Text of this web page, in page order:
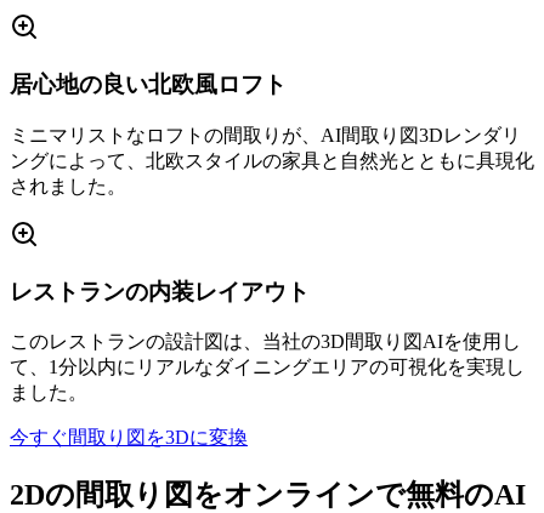
居心地の良い北欧風ロフト
ミニマリストなロフトの間取りが、AI間取り図3Dレンダリ
ングによって、北欧スタイルの家具と自然光とともに具現化
されました。
レストランの内装レイアウト
このレストランの設計図は、当社の3D間取り図AIを使用し
て、1分以内にリアルなダイニングエリアの可視化を実現し
ました。
今すぐ間取り図を3Dに変換
2Dの間取り図をオンラインで無料のAI